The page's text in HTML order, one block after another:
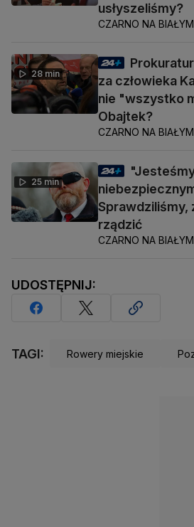
usłyszeliśmy?
CZARNO NA BIAŁYM
28 min
za człowieka
nie "wszystko
Obajtek?
CZARNO NA BIAŁYM
25 min
Sprawdziliśmy,
rządzić
CZARNO NA BIAŁYM
UDOSTĘPNIJ:
TAGI: Rowery miejskie